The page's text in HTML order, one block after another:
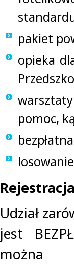
pakiet
opieka
pomoc,
Rejestracja
Udział
jest